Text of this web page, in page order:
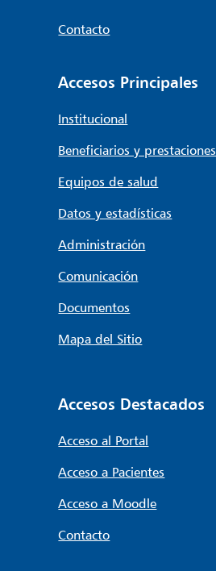
Contacto
Accesos Principales
Institucional
Beneficiarios y prestaciones
Equipos de salud
Datos y estadísticas
Administración
Comunicación
Documentos
Mapa del Sitio
Accesos Destacados
Acceso al Portal
Acceso a Pacientes
Acceso a Moodle
Contacto